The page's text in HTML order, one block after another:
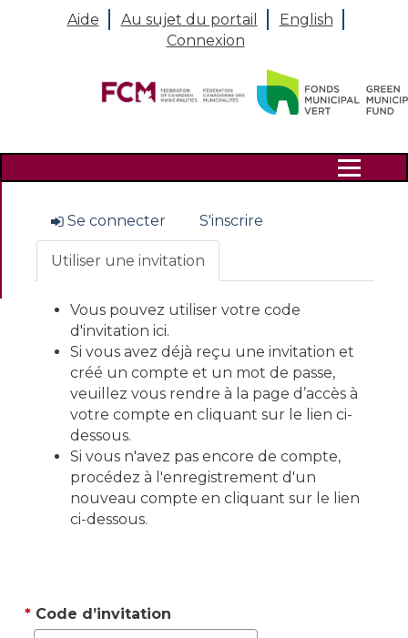
Aide Au sujet du portail
English
Connexion
Search
Se connecter S'inscrire
Utiliser une invitation
Vous pouvez utiliser votre code
d'invitation ici.
Si vous avez déjà reçu une invitation et
créé un compte et un mot de passe,
veuillez vous rendre à la page d’accès à
votre compte en cliquant sur le lien ci-
dessous.
Si vous n'avez pas encore de compte,
procédez à l'enregistrement d'un
nouveau compte en cliquant sur le lien
ci-dessous.
Code d’invitation